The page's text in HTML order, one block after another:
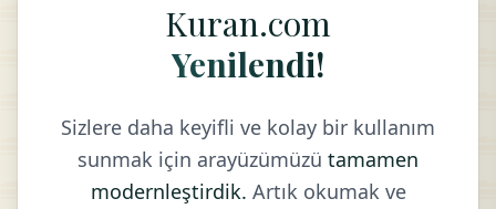
ARA
Kuran.com
Yenilendi!
Sizlere daha keyifli ve kolay bir kullanım
sunmak için arayüzümüzü tamamen
modernleştirdik. Artık okumak ve